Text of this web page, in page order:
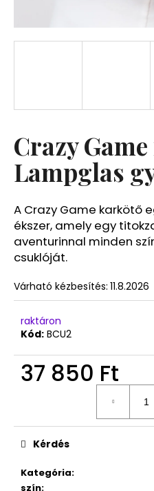
Crazy
Lampglas
A Crazy Game karkötő
ékszer, amely egy
aventurinnal minden
csuklóját.
Várható kézbesítés: 11.8.2026
raktáron
Kód: BCU2
37 850 Ft
Kategória:
szín:
Kérdés
A
k